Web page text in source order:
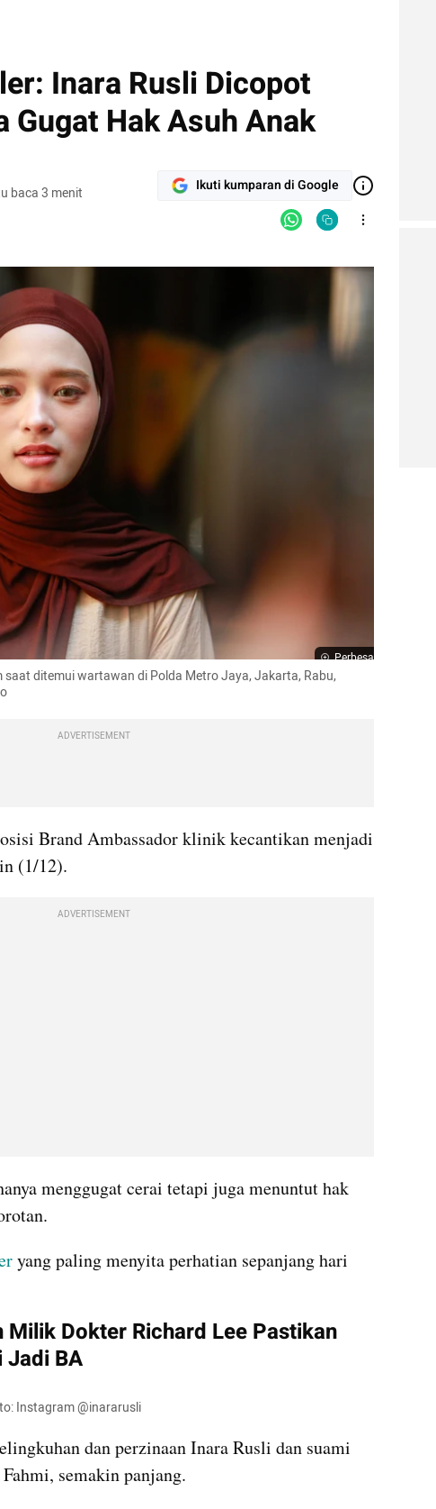
Inara Rusli Dicopot
Gugat Hak Asuh Anak
baca 3 menit Ikuti kumparan di Google
Perbesar
ditemui wartawan di Polda Metro Jaya, Jakarta, Rabu,
ADVERTISEMENT
Brand Ambassador klinik kecantikan menjadi
(1/12).
ADVERTISEMENT
menggugat cerai tetapi juga menuntut hak
yang paling menyita perhatian sepanjang hari
Milik Dokter Richard Lee Pastikan
Jadi BA
Instagram @inararusli
dan perzinaan Inara Rusli dan suami
semakin panjang.